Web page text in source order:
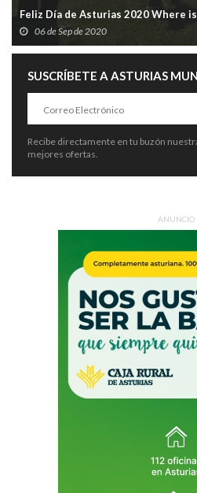
Feliz Día de Asturias 2020 Where
06 de Sep de 2020
SUSCRÍBETE A ASTURIAS
Recibe directamente en tu buzón
mejores ofertas.
ANUNCIO